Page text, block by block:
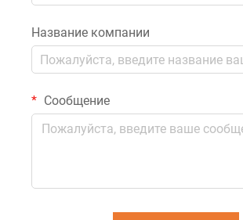
Название компании
Сообщение